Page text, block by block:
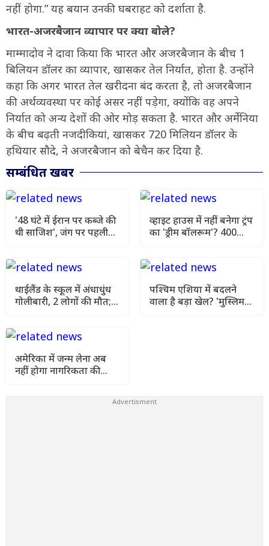
नहीं होगा.” यह बयान उनकी घबराहट को दर्शाता है.
भारत-अजरबैजान व्यापार पर क्या बोले?
माम्मादोव ने दावा किया कि भारत और अजरबैजान के बीच 1
बिलियन डॉलर का व्यापार, खासकर तेल निर्यात, होता है. उन्होंने
कहा कि अगर भारत तेल खरीदना बंद करता है, तो अजरबैजान
की अर्थव्यवस्था पर कोई असर नहीं पड़ेगा, क्योंकि वह अपने
निर्यात को अन्य देशों की ओर मोड़ सकता है. भारत और अर्मेनिया
के बीच बढ़ती नजदीकियां, खासकर 720 मिलियन डॉलर के
हथियार सौदे, ने अजरबैजान को बेचैन कर दिया है.
सम्बंधित खबर
'48 घंटे में ईरान पर कब्जे की
थी साजिश', जंग पर पहली
व्हाइट हाउस में नहीं बनेगा ट्रंप
का 'ड्रीम बॉलरूम'? 400
थाईलैंड के स्कूल में अंधाधुंध
गोलीबारी, 2 लोगों की मौत;
पश्चिम एशिया में बदलने
वाला है बड़ा खेल? 'मुस्लिम
अमेरिका में जन्म लेना अब
नहीं होगा नागरिकता की